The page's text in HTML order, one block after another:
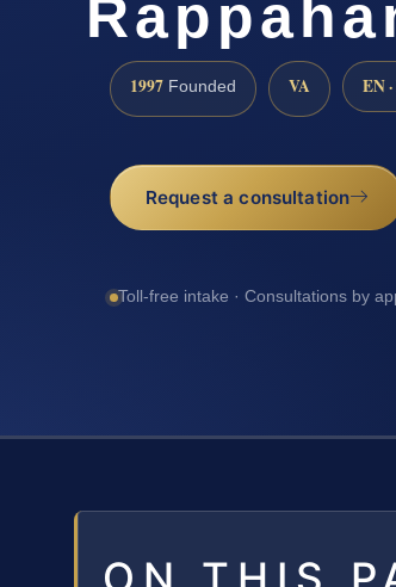
1997 Founded VA EN
Request a consultation
Toll-free intake · Consultations by